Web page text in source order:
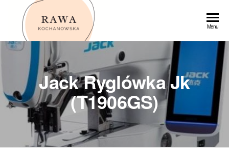
Przejdź
Menu
Jack Ryglówka Jk
(T1906GS)